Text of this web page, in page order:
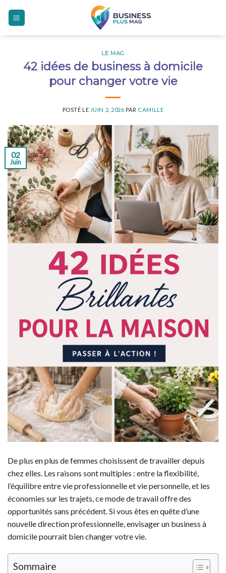
LE MAG
42 idées de business à domicile
pour changer votre vie
POSTÉ LE JUIN 2, 2026 PAR CAMILLE
02
Juin
De plus en plus de femmes choisissent de travailler depuis
chez elles. Les raisons sont multiples : entre la flexibilité,
l’équilibre entre vie professionnelle et vie personnelle, et les
économies sur les trajets, ce mode de travail offre des
opportunités sans précédent. Si vous êtes en quête d’une
nouvelle direction professionnelle, envisager un business à
domicile pourrait bien changer votre vie.
Sommaire